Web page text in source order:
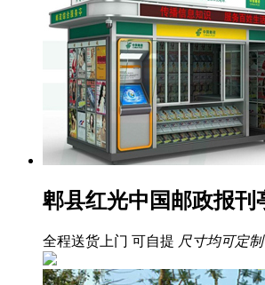
郫县红光中国邮政报刊
全程送货上门 可自提 尺寸均可定制